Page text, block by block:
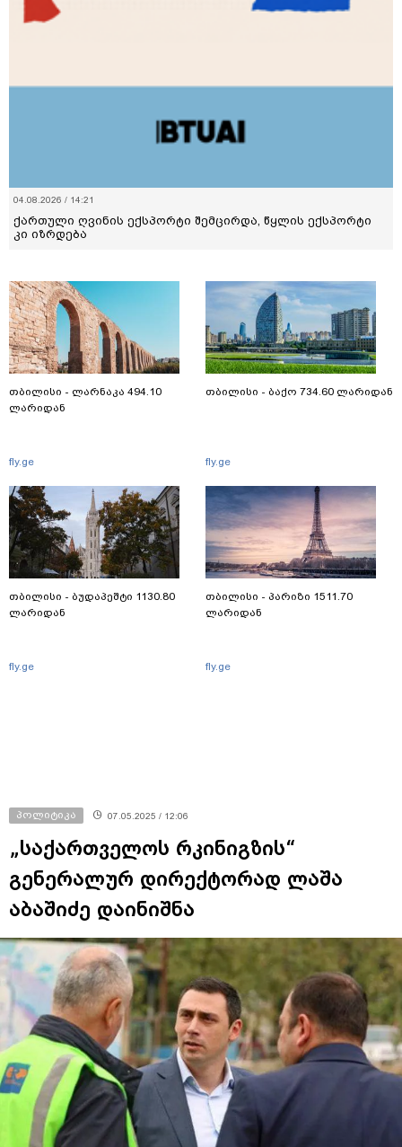
04.08.2026 / 14:21
ქართული ღვინის ექსპორტი შემცირდა, წყლის ექსპორტი
კი იზრდება
თბილისი - ლარნაკა 494.10
ლარიდან
fly.ge
თბილისი - ბუდაპეშტი 1130.80
ლარიდან
fly.ge
თბილისი - ბაქო 734.60 ლარიდან
fly.ge
თბილისი - პარიზი 1511.70
ლარიდან
fly.ge
პოლიტიკა 07.05.2025 / 12:06
„საქართველოს რკინიგზის“
გენერალურ დირექტორად ლაშა
აბაშიძე დაინიშნა